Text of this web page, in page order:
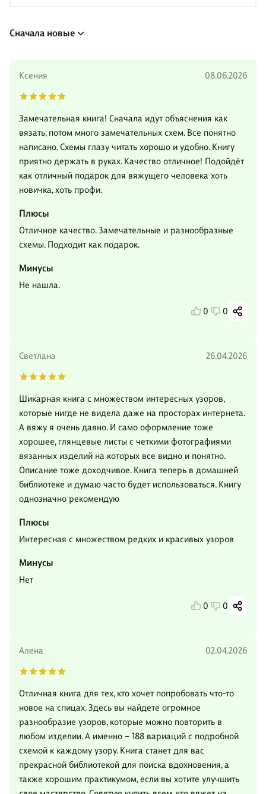
Сначала новые
Ксения 08.06.2026
Замечательная книга! Сначала идут объяснения как
вязать, потом много замечательных схем. Все понятно
написано. Схемы глазу читать хорошо и удобно. Книгу
приятно держать в руках. Качество отличное! Подойдёт
как отличный подарок для вяжущего человека хоть
новичка, хоть профи.
Плюсы
Отличное качество. Замечательные и разнообразные
схемы. Подходит как подарок.
Минусы
Не нашла.
0 0
Светлана 26.04.2026
Шикарная книга с множеством интересных узоров,
которые нигде не видела даже на просторах интернета.
А вяжу я очень давно. И само оформление тоже
хорошее, глянцевые листы с четкими фотографиями
вязанных изделий на которых все видно и понятно.
Описание тоже доходчивое. Книга теперь в домашней
библиотеке и думаю часто будет использоваться. Книгу
однозначно рекомендую
Плюсы
Интересная с множеством редких и красивых узоров
Минусы
Нет
0 0
Алена 02.04.2026
Отличная книга для тех, кто хочет попробовать что-то
новое на спицах. Здесь вы найдете огромное
разнообразие узоров, которые можно повторить в
любом изделии. А именно – 188 вариаций с подробной
схемой к каждому узору. Книга станет для вас
прекрасной библиотекой для поиска вдохновения, а
также хорошим практикумом, если вы хотите улучшить